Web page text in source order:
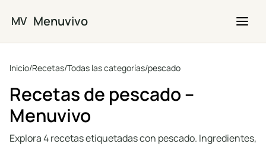
MV Menuvivo
Inicio/Recetas/Todas las categorías/pescado
Recetas de pescado –
Menuvivo
Explora 4 recetas etiquetadas con pescado. Ingredientes,